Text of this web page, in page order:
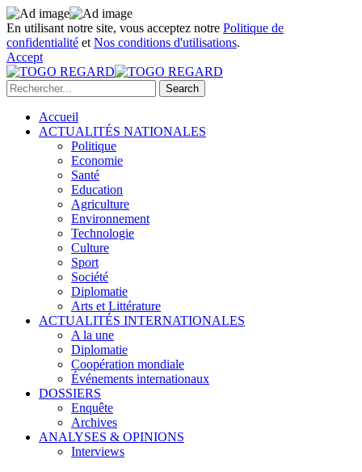
En utilisant notre site, vous acceptez notre Politique de
confidentialité et Nos conditions d'utilisations.
Accept
Accueil
ACTUALITÉS NATIONALES
Politique
Economie
Santé
Education
Agriculture
Environnement
Technologie
Culture
Sport
Société
Diplomatie
Arts et Littérature
ACTUALITÉS INTERNATIONALES
A la une
Diplomatie
Coopération mondiale
Événements internationaux
DOSSIERS
Enquête
Archives
ANALYSES & OPINIONS
Interviews